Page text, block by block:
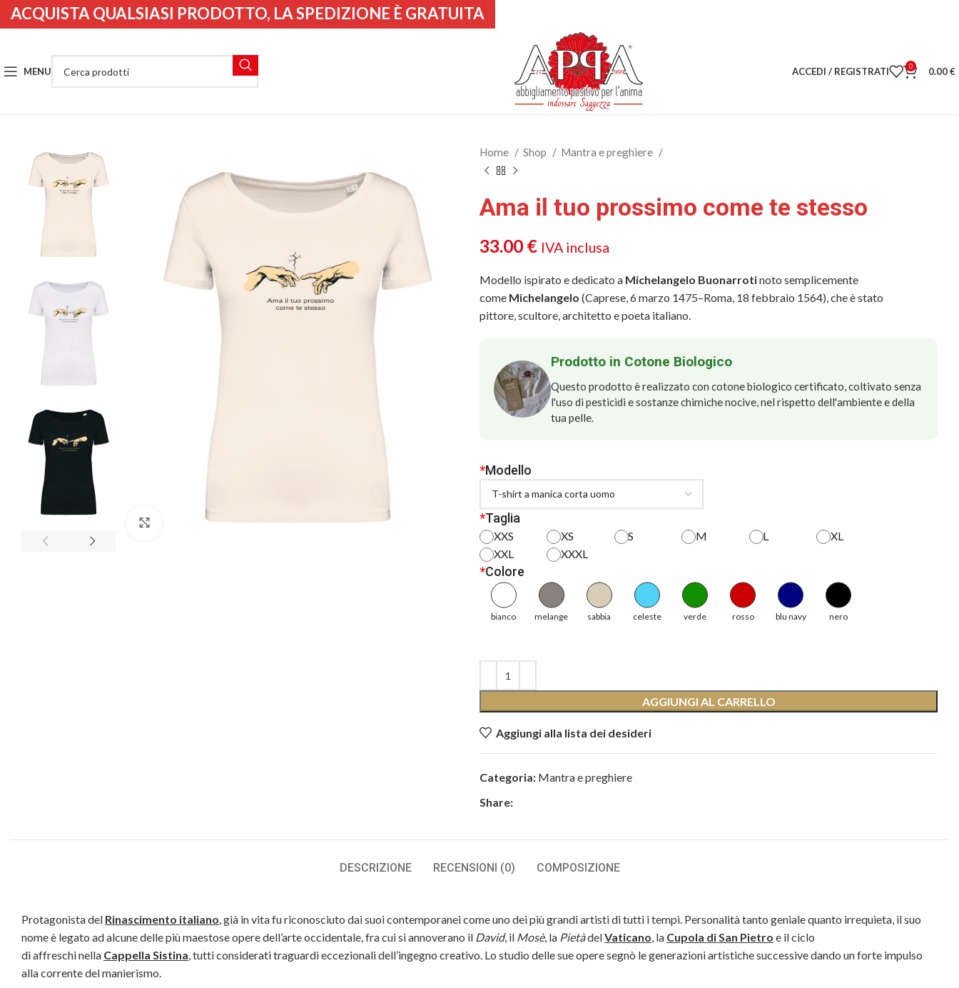
MENU ACCEDI / REGISTRATI 0 0.00€
Clicca per ingrandire
Home Shop Mantra e preghiere
Ama il tuo prossimo come te stesso
33.00€ IVA inclusa
Modello ispirato e dedicato a Michelangelo Buonarrotinoto semplicemente
come Michelangelo (Caprese, 6 marzo 1475–Roma, 18 febbraio 1564), che è stato
pittore, scultore, architetto e poeta italiano.
Prodotto in Cotone Biologico
Questo prodotto è realizzato con cotone biologico certificato, coltivato senza
l'uso di pesticidi e sostanze chimiche nocive, nel rispetto dell'ambiente e della
tua pelle.
*Modello
*Taglia
XXS XS S M L
XL
XXL
XXXL
*Colore
bianco melange sabbia celeste verde rosso blu navy nero
AGGIUNGI AL CARRELLO
Aggiungi alla lista dei desideri
Categoria: Mantra e preghiere
Share:
DESCRIZIONE RECENSIONI (0) COMPOSIZIONE
Protagonista del Rinascimento italiano, già in vita fu riconosciuto dai suoi contemporanei come uno dei più grandi artisti di tutti i tempi. Personalità tanto geniale quanto irrequieta, il suo
nome è legato ad alcune delle più maestose opere dell’arte occidentale, fra cui si annoverano il David, il Mosè, la PietàdelVaticano, la Cupola di San Pietro e il ciclo
di affreschi nella Cappella Sistina, tutti considerati traguardi eccezionali dell’ingegno creativo. Lo studio delle sue opere segnò le generazioni artistiche successive dando un forte impulso
alla corrente del manierismo.
ACQUISTA QUALSIASI PRODOTTO, LA SPEDIZIONE È GRATUITA